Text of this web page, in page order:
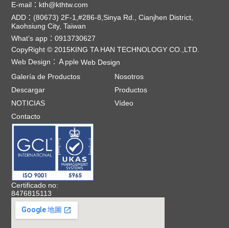
E-mail：kth@kthtw.com
ADD：(80673) 2F-1,#286-8,Sinya Rd., Cianjhen District,
Kaohsiung City, Taiwan
What’s app：0913730627
CopyRight © 2015KING TA HAN TECHNOLOGY CO.,LTD.
Web Design： ＡppleWeb Design
Galería de Productos
Nosotros
Descargar
Productos
NOTICIAS
Vídeo
Contacto
Certificado no:
8476815113